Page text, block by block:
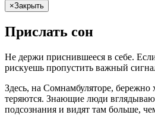
×Закрыть
Прислать сон
Не держи приснившееся в себе.
рискуешь пропустить важный
Здесь, на Сомнамбуляторе, бережно
теряются. Знающие люди
подсознания и видят там больше,